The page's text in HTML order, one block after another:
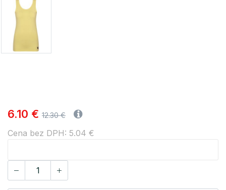
6.10 € 12.30 €
Cena bez DPH: 5.04 €